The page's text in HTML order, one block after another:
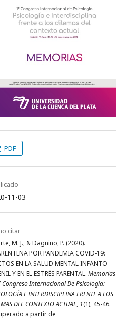
PDF
11-03
citar
M. J., & Dagnino, P. (2020).
POR PANDEMIA COVID-19:
EN LA SALUD MENTAL INFANTO-
Y EN EL ESTRÉS PARENTAL. Memorias
Congreso Internacional De Psicología:
E INTERDISCIPLINA FRENTE A LOS
DEL CONTEXTO ACTUAL, 1(1), 45-46.
a partir de